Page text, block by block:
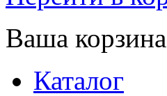
Ваша
Каталог